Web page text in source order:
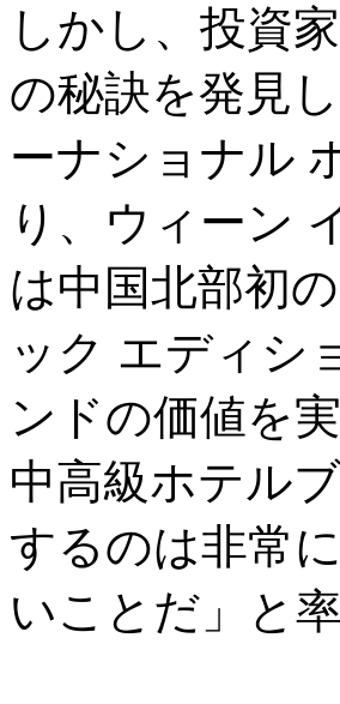
しかし、投資
の秘訣を発見
ーナショナル
り、ウィーン
は中国北部初
ック エディシ
ンドの価値を
中高級ホテル
するのは非常
いことだ」と